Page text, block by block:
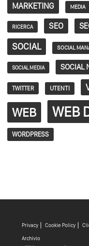
MARKETING MEDIA
RICERCA SEO
SOCIAL SOCIAL
SOCIAL MEDIA SOCIAL
TWITTER UTENTI
WEB WEB
WORDPRESS
Privacy Cookie Policy
Archivio